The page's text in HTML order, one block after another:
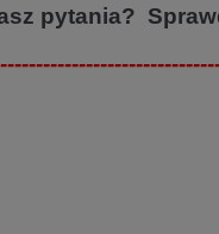
pytania?